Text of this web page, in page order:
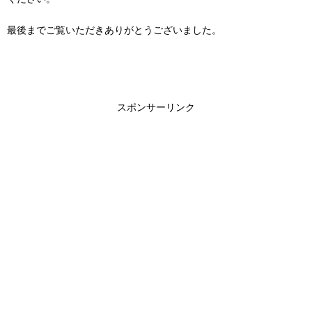
最後までご覧いただきありがとうございました。
スポンサーリンク